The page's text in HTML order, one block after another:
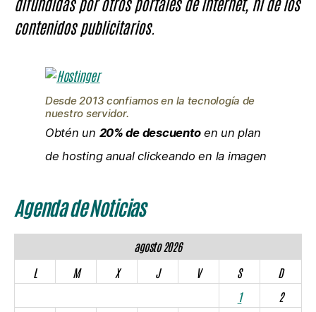
contenidos publicitarios.
Desde 2013 confiamos en la tecnología de
nuestro servidor.
Obtén un 20% de descuentoen un plan
de hosting anual clickeando en la imagen
Agenda de Noticias
agosto 2026
L
M X J V S
D
1
2